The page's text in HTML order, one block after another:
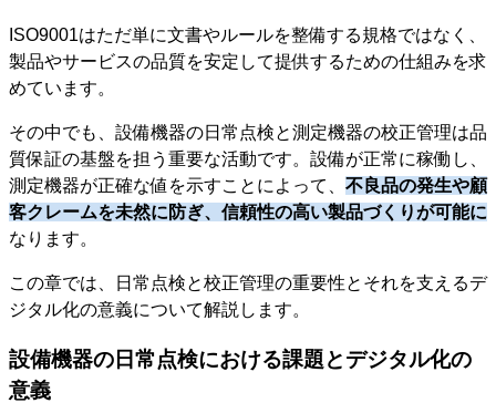
ISO9001はただ単に文書やルールを整備する規格ではなく、
製品やサービスの品質を安定して提供するための仕組みを求
めています。
その中でも、設備機器の日常点検と測定機器の校正管理は品
質保証の基盤を担う重要な活動です。設備が正常に稼働し、
測定機器が正確な値を示すことによって、 不良品の発生や顧
客クレームを未然に防ぎ、信頼性の高い製品づくりが可能に
なります。
この章では、日常点検と校正管理の重要性とそれを支えるデ
ジタル化の意義について解説します。
設備機器の日常点検における課題とデジタル化の
意義